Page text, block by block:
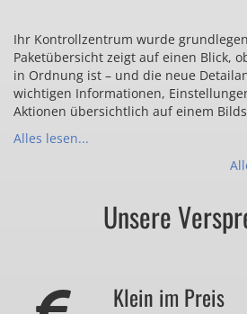
Ihr Kontrollzentrum wurde
Paketübersicht zeigt auf einen Blick,
in Ordnung ist – und die neue
wichtigen Informationen,
Aktionen übersichtlich auf einem
Alles lesen...
Unsere
Klein im Preis